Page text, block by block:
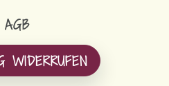
AGB
WIDERRUFEN